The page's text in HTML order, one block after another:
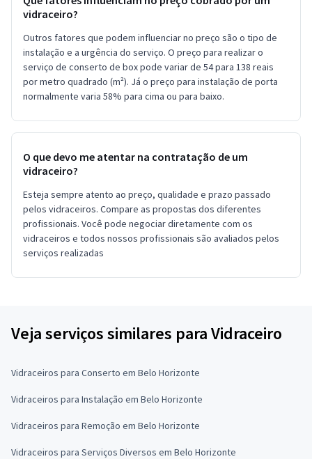
vidraceiro?
Outros fatores que podem influenciar no preço são o tipo de
instalação e a urgência do serviço. O preço para realizar o
serviço de conserto de box pode variar de 54 para 138 reais
por metro quadrado (m²). Já o preço para instalação de porta
normalmente varia 58% para cima ou para baixo.
O que devo me atentar na contratação de um
vidraceiro?
Esteja sempre atento ao preço, qualidade e prazo passado
pelos vidraceiros. Compare as propostas dos diferentes
profissionais. Você pode negociar diretamente com os
vidraceiros e todos nossos profissionais são avaliados pelos
serviços realizadas
Veja serviços similares para Vidraceiro
Vidraceiros para Conserto em Belo Horizonte
Vidraceiros para Instalação em Belo Horizonte
Vidraceiros para Remoção em Belo Horizonte
Vidraceiros para Serviços Diversos em Belo Horizonte